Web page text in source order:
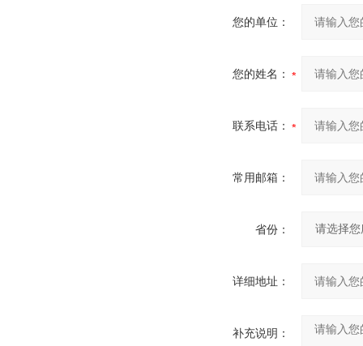
您的单位：
您的姓名：
联系电话：
常用邮箱：
省份：
详细地址：
补充说明：